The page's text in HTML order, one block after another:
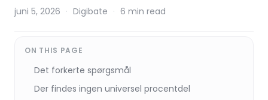
juni 5, 2026 · Digibate · 6 min read
ON THIS PAGE
Det forkerte spørgsmål
Der findes ingen universel procentdel